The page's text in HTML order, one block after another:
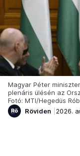
Magyar Péter
plenáris ülésén az
Fotó: MTI/Hegedüs
Röviden
2026.